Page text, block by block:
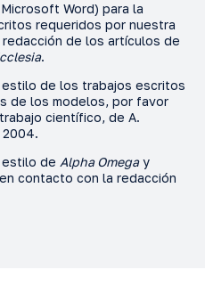
Word) para la
requeridos por nuestra
redacción de los artículos de
.
de los trabajos escritos
de los modelos, por favor
científico, de A.
2004.
estilo de Alpha Omegay
contacto con la redacción